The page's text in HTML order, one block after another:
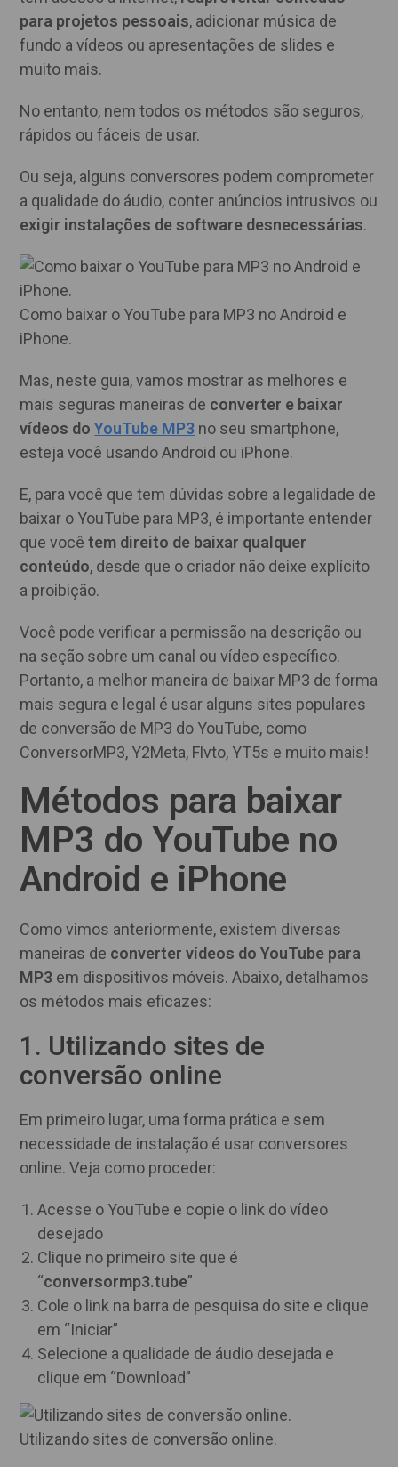
para projetos pessoais, adicionar música de
fundo a vídeos ou apresentações de slides e
muito mais.
No entanto, nem todos os métodos são seguros,
rápidos ou fáceis de usar.
Ou seja, alguns conversores podem comprometer
a qualidade do áudio, conter anúncios intrusivos ou
exigir instalações de software desnecessárias.
Como baixar o YouTube para MP3 no Android e
iPhone.
Mas, neste guia, vamos mostrar as melhores e
mais seguras maneiras de converter e baixar
vídeos doYouTube MP3 no seu smartphone,
esteja você usando Android ou iPhone.
E, para você que tem dúvidas sobre a legalidade de
baixar o YouTube para MP3, é importante entender
que vocêtem direito de baixar qualquer
conteúdo, desde que o criador não deixe explícito
a proibição.
Você pode verificar a permissão na descrição ou
na seção sobre um canal ou vídeo específico.
Portanto, a melhor maneira de baixar MP3 de forma
mais segura e legal é usar alguns sites populares
de conversão de MP3 do YouTube, como
ConversorMP3, Y2Meta, Flvto, YT5s e muito mais!
Métodos para baixar
MP3 do YouTube no
Android e iPhone
Como vimos anteriormente, existem diversas
maneiras de converter vídeos do YouTube para
MP3 em dispositivos móveis. Abaixo, detalhamos
os métodos mais eficazes:
1. Utilizando sites de
conversão online
Em primeiro lugar, uma forma prática e sem
necessidade de instalação é usar conversores
online. Veja como proceder:
Acesse o YouTube e copie o link do vídeo
desejado
Clique no primeiro site que é
“conversormp3.tube”
Cole o link na barra de pesquisa do site e clique
em “Iniciar”
Selecione a qualidade de áudio desejada e
clique em “Download”
Utilizando sites de conversão online.